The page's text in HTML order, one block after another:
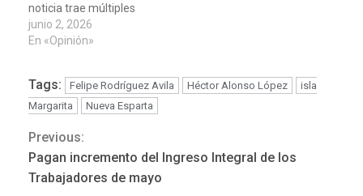
noticia trae múltiples
recuerdos de las
vivencias de un hermano
obsesionado en sus
creencias. Felipe, no
porque siempre estará
presente entre nosotros,
…
junio 2, 2026
En «Opinión»
Tags: Felipe Rodríguez Avila Héctor Alonso López
isla
Margarita
Nueva Esparta
Continue
Reading
Previous:
Pagan incremento del Ingreso Integral de los
Trabajadores de mayo
3
personas con la entrega de
lentes correctivos